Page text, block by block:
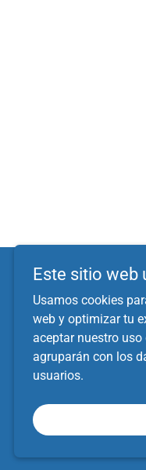
Este sitio web
Usamos cookies
web y optimizar tu
aceptar nuestro
agruparán con los
usuarios.